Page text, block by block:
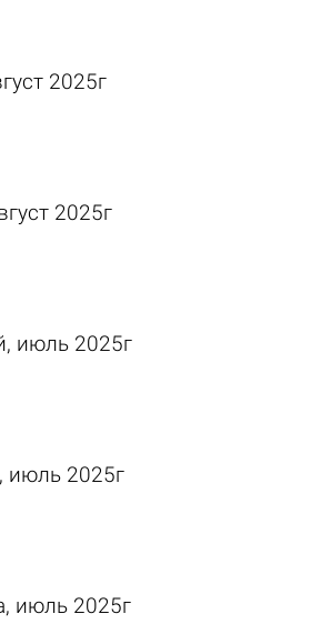
2025г
2025г
июль 2025г
июль 2025г
июль 2025г